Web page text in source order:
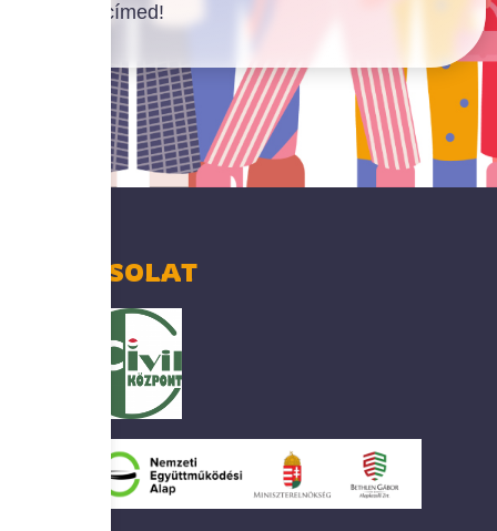
email címed!
KAPCSOLAT